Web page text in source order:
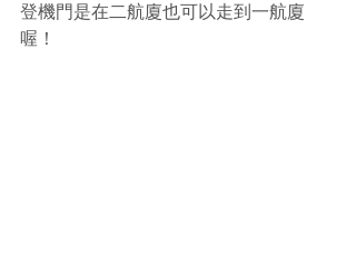
登機門是在二航廈也可以走到一航廈
喔！